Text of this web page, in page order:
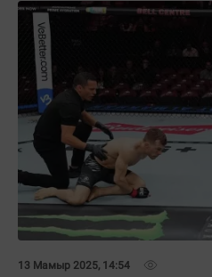
13 Мамыр 2025, 14:54